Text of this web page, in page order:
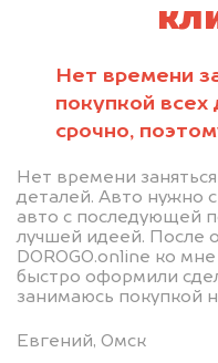
Нет времени
покупкой
срочно,
Нет времени
деталей. Авто нужно
авто с последующей
лучшей идеей. После
DOROGO.online ко
быстро оформили
занимаюсь покупкой
Евгений, Омск